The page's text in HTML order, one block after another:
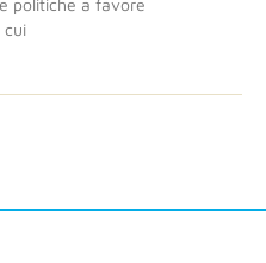
politiche a favore
cui